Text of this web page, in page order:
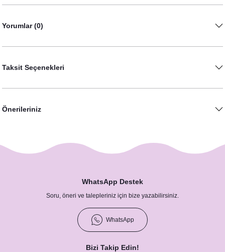
Bride To Be Balon - El yazısı şeklinde, Rose Gold
179,00 TL
Yorumlar (0)
Taksit Seçenekleri
Önerileriniz
WhatsApp Destek
Soru, öneri ve talepleriniz için bize yazabilirsiniz.
WhatsApp
Bizi Takip Edin!